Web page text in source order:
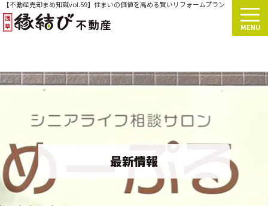
【不動産売却まめ知識vol.59】住まいの価値を高める賢いリフォームプラン
MENU
最新情報